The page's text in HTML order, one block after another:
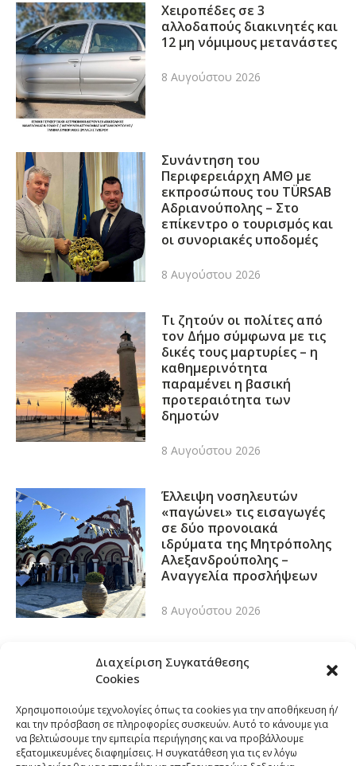
Διαχείριση Συγκατάθεσης
Cookies
Χρησιμοποιούμε τεχνολογίες όπως τα cookies για την αποθήκευση ή/
και την πρόσβαση σε πληροφορίες συσκευών. Αυτό το κάνουμε για
να βελτιώσουμε την εμπειρία περιήγησης και να προβάλλουμε
εξατομικευμένες διαφημίσεις. Η συγκατάθεση για τις εν λόγω
Χειροπέδες σε 3
αλλοδαπούς διακινητές και
12 μη νόμιμους μετανάστες
8 Αυγούστου 2026
Συνάντηση του
Περιφερειάρχη ΑΜΘ με
εκπροσώπους του TÜRSAB
Αδριανούπολης – Στο
επίκεντρο ο τουρισμός και
οι συνοριακές υποδομές
8 Αυγούστου 2026
Τι ζητούν οι πολίτες από
τον Δήμο σύμφωνα με τις
δικές τους μαρτυρίες – η
καθημερινότητα
παραμένει η βασική
προτεραιότητα των
δημοτών
8 Αυγούστου 2026
Έλλειψη νοσηλευτών
«παγώνει» τις εισαγωγές
σε δύο προνοιακά
ιδρύματα της Μητρόπολης
Αλεξανδρούπολης –
Αναγγελία προσλήψεων
8 Αυγούστου 2026